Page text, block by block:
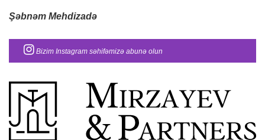
Şəbnəm Mehdizadə
Bizim Instagram səhifəmizə abunə olun